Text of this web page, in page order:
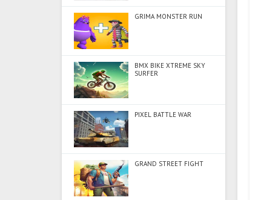
GRIMA MONSTER RUN
BMX BIKE XTREME SKY
SURFER
PIXEL BATTLE WAR
GRAND STREET FIGHT